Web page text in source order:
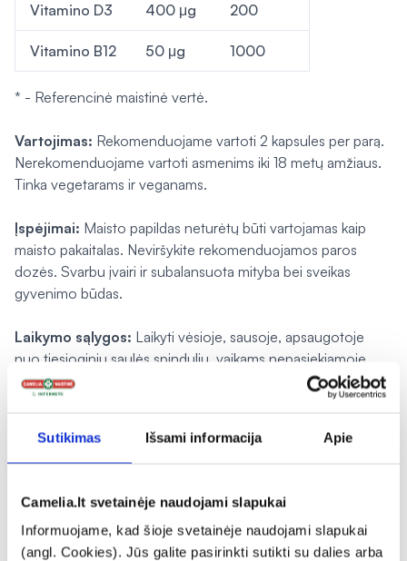
Sutikimas Išsami informacija Apie
Camelia.lt svetainėje naudojami slapukai
Informuojame, kad šioje svetainėje naudojami slapukai
(angl. Cookies). Jūs galite pasirinkti sutikti su dalies arba
Vitamino D3 400 μg 200
Vitamino B12 50 μg 1000
* - Referencinė maistinė vertė.
Vartojimas: Rekomenduojame vartoti 2 kapsules per parą.
Nerekomenduojame vartoti asmenims iki 18 metų amžiaus.
Tinka vegetarams ir veganams.
Įspėjimai: Maisto papildas neturėtų būti vartojamas kaip
maisto pakaitalas. Neviršykite rekomenduojamos paros
dozės. Svarbu įvairi ir subalansuota mityba bei sveikas
gyvenimo būdas.
Laikymo sąlygos: Laikyti vėsioje, sausoje, apsaugotoje
nuo tiesioginių saulės spindulių, vaikams nepasiekiamoje
vietoje.
Gamintojas ir platintojas:
info@rawpowders.com